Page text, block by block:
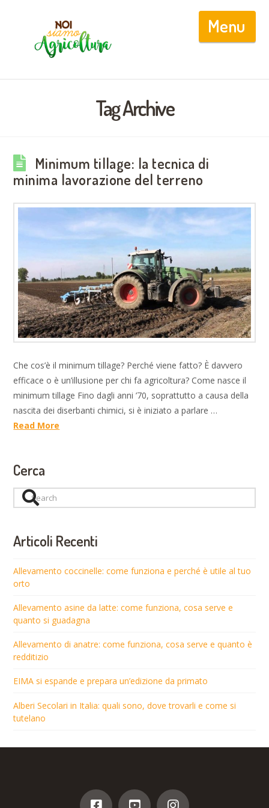
Tag Archive
Minimum tillage: la tecnica di
minima lavorazione del terreno
Che cos’è il minimum tillage? Perché viene fatto? È davvero
efficace o è un’illusione per chi fa agricoltura? Come nasce il
minimum tillage Fino dagli anni ’70, soprattutto a causa della
nascita dei diserbanti chimici, si è iniziato a parlare …
Read More
Cerca
Search
Articoli Recenti
Allevamento coccinelle: come funziona e perché è utile al tuo
orto
Allevamento asine da latte: come funziona, cosa serve e
quanto si guadagna
Allevamento di anatre: come funziona, cosa serve e quanto è
redditizio
EIMA si espande e prepara un’edizione da primato
Alberi Secolari in Italia: quali sono, dove trovarli e come si
tutelano